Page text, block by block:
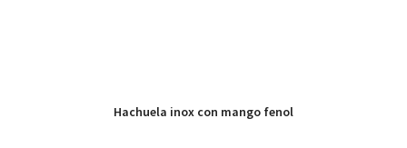
Hachuela inox con mango fenol